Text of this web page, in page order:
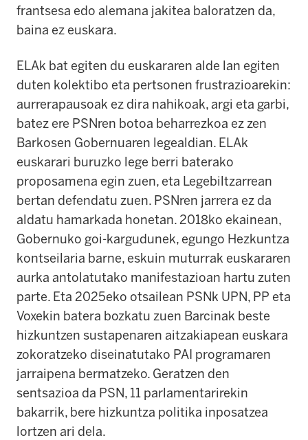
frantsesa edo alemana jakitea baloratzen da,
baina ez euskara.
ELAk bat egiten du euskararen alde lan egiten
duten kolektibo eta pertsonen frustrazioarekin:
aurrerapausoak ez dira nahikoak, argi eta garbi,
batez ere PSNren botoa beharrezkoa ez zen
Barkosen Gobernuaren legealdian. ELAk
euskarari buruzko lege berri baterako
proposamena egin zuen, eta Legebiltzarrean
bertan defendatu zuen. PSNren jarrera ez da
aldatu hamarkada honetan. 2018ko ekainean,
Gobernuko goi-kargudunek, egungo Hezkuntza
kontseilaria barne, eskuin muturrak euskararen
aurka antolatutako manifestazioan hartu zuten
parte. Eta 2025eko otsailean PSNk UPN, PP eta
Voxekin batera bozkatu zuen Barcinak beste
hizkuntzen sustapenaren aitzakiapean euskara
zokoratzeko diseinatutako PAI programaren
jarraipena bermatzeko. Geratzen den
sentsazioa da PSN, 11 parlamentarirekin
bakarrik, bere hizkuntza politika inposatzea
lortzen ari dela.